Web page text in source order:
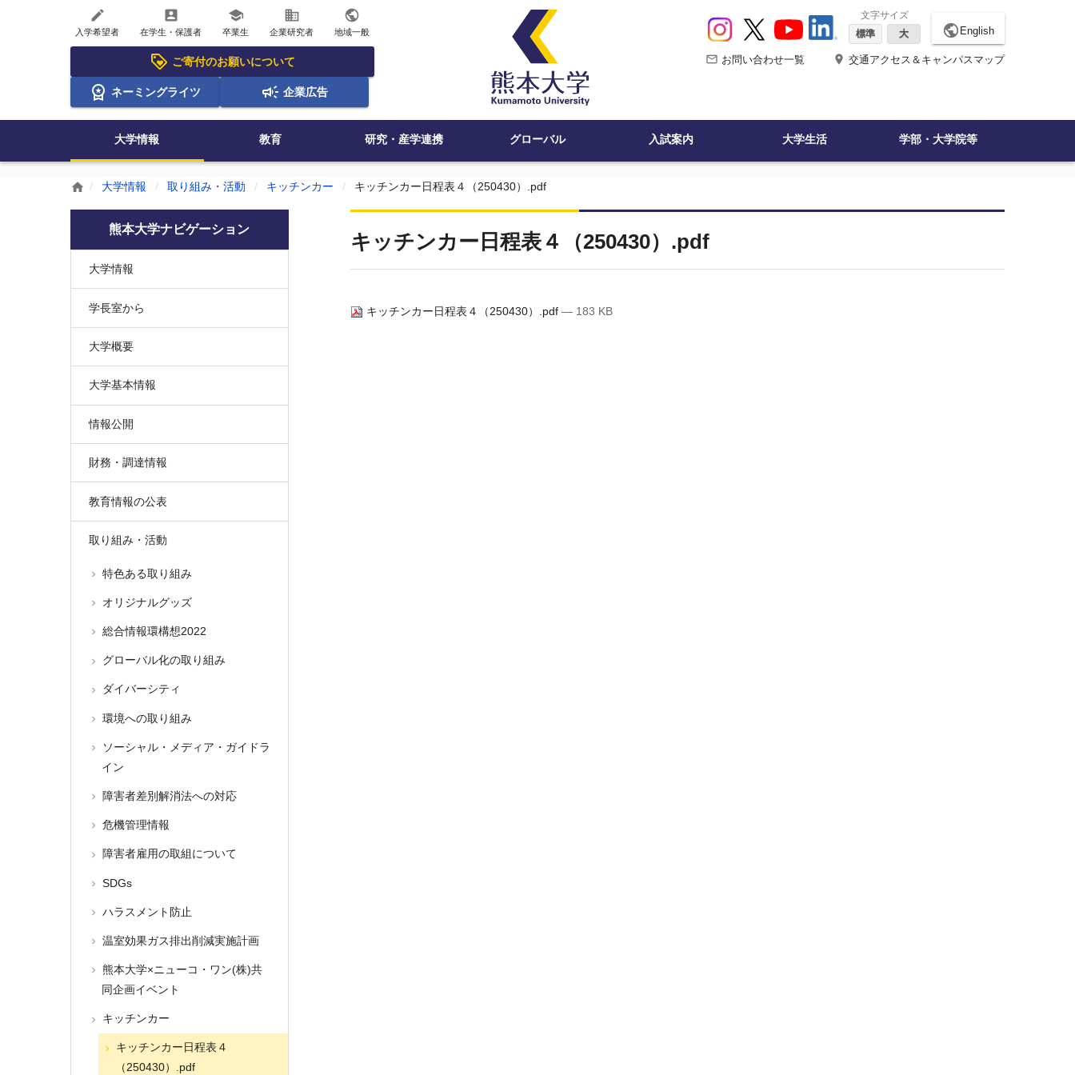
create
入学希望者
account_box
在学生・保護者
school
卒業生
business
企業研究者
public
地域一般
ご寄付のお願いについて
ネーミングライツ 企業広告
文字サイズ
標準
大 public English
mail_outline お問い合わせ一覧 place 交通アクセス＆キャンパスマップ
大学情報 教育 研究・産学連携 グローバル 入試案内 大学生活 学部・大学院等
home 大学情報 取り組み・活動 キッチンカー キッチンカー日程表４（250430）.pdf
キッチンカー日程表４（250430）.pdf
キッチンカー日程表４（250430）.pdf— 183 KB
熊本大学ナビゲーション
大学情報
学長室から
大学概要
大学基本情報
情報公開
財務・調達情報
教育情報の公表
取り組み・活動
特色ある取り組み
オリジナルグッズ
総合情報環構想2022
グローバル化の取り組み
ダイバーシティ
環境への取り組み
ソーシャル・メディア・ガイドラ
イン
障害者差別解消法への対応
危機管理情報
障害者雇用の取組について
SDGs
ハラスメント防止
温室効果ガス排出削減実施計画
熊本大学×ニューコ・ワン(株)共
同企画イベント
キッチンカー
キッチンカー日程表４
（250430）.pdf